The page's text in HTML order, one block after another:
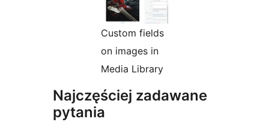
Custom fields
on images in
Media Library
Najczęściej zadawane
pytania